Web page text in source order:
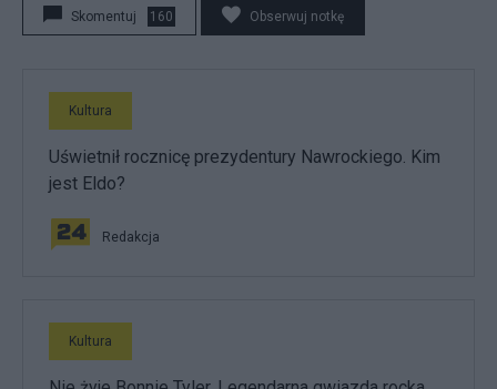
Skomentuj 160 Obserwuj notkę
Kultura
Uświetnił rocznicę prezydentury Nawrockiego. Kim
jest Eldo?
Redakcja
Kultura